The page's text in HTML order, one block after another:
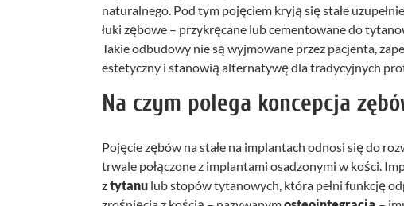
naturalnego. Pod tym pojęciem kryją się stałe
łuki zębowe – przykręcane lub cementowane do
Takie odbudowy nie są wyjmowane przez pacjenta,
estetyczny i stanowią alternatywę dla tradycyjnych
Na czym polega koncepcja
Pojęcie zębów na stałe na implantach odnosi się do
trwale połączone z implantami osadzonymi w kości.
ztytanu lub stopów tytanowych, która pełni funkcję